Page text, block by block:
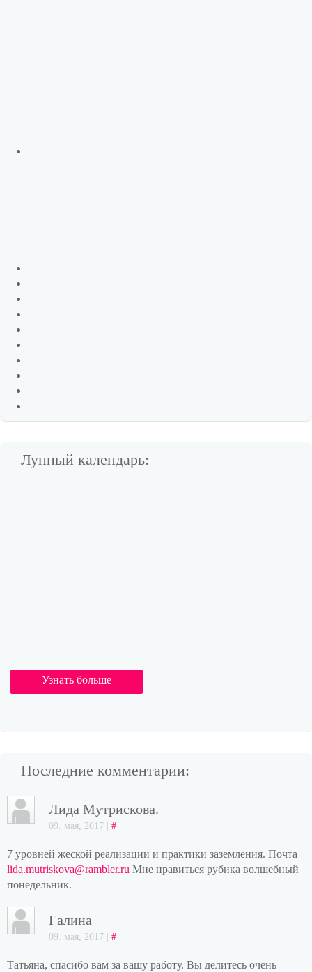
Лунный календарь:
Узнать больше
Последние комментарии:
Лида Мутрискова.
09. мая, 2017 | #
7 уровней жеской реализации и практики заземления. Почта
lida.mutriskova@rambler.ru Мне нравиться рубика волшебный
понедельник.
Галина
09. мая, 2017 | #
Татьяна, спасибо вам за вашу работу. Вы делитесь очень